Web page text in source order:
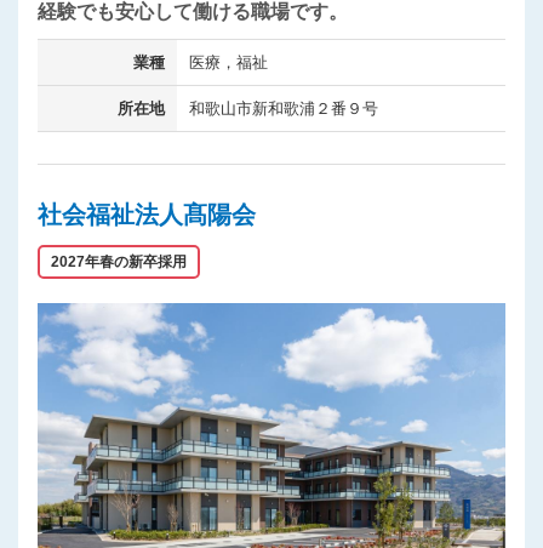
経験でも安心して働ける職場です。
業種 医療，福祉
所在地 和歌山市新和歌浦２番９号
社会福祉法人髙陽会
2027年春の新卒採用